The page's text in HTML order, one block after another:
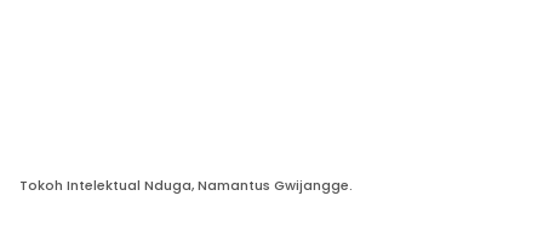
Tokoh Intelektual Nduga, Namantus Gwijangge.